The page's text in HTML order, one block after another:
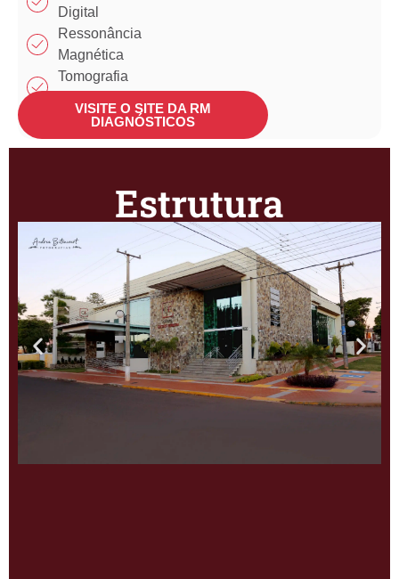
Digital
Ressonância
Magnética
Tomografia
Ultrassonografia
VISITE O SITE DA RM
DIAGNÓSTICOS
Estrutura